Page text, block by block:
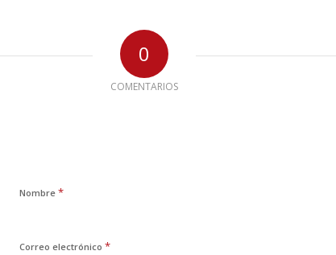
0
COMENTARIOS
Nombre *
Correo electrónico *